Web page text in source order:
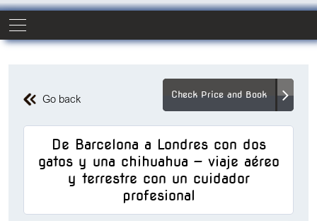
Go back Check Price and Book
De Barcelona a Londres con dos
gatos y una chihuahua — viaje aéreo
y terrestre con un cuidador
profesional